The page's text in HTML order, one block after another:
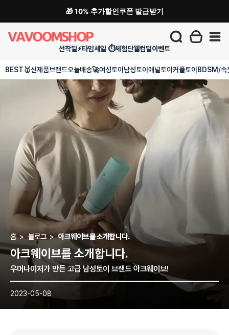
🎁 10% 추가할인쿠폰 발급받기
선착딜⚡타임세일 ⏱️체험단웰컴딜이벤트
BEST🥇신제품브랜드오늘배송🚀여성토이 남성토이 애널토이 커플토이 BDSM/속
홈> 블로그 >아크웨이브를 소개합니다.
아크웨이브를 소개합니다.
우머나이저가 만든 고급 남성토이 브랜드 아크웨이브!
2023-05-08